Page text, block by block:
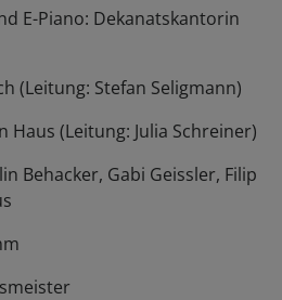
E-Piano: Dekanatskantorin
(Leitung: Stefan Seligmann)
(Leitung: Julia Schreiner)
Behacker, Gabi Geissler, Filip